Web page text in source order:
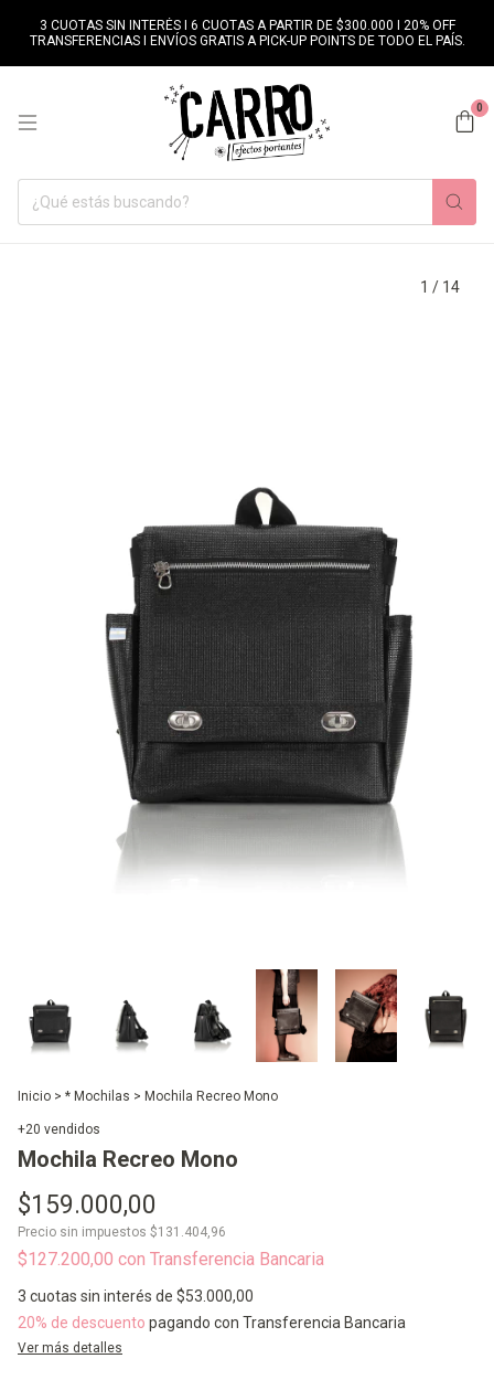
3 CUOTAS SIN INTERÉS I 6 CUOTAS A PARTIR DE $300.000 I 20% OFF
TRANSFERENCIAS I ENVÍOS GRATIS A PICK-UP POINTS DE TODO EL PAÍS.
0
1 / 14
Inicio > * Mochilas > Mochila Recreo Mono
+20 vendidos
Mochila Recreo Mono
$159.000,00
Precio sin impuestos $131.404,96
$127.200,00 con Transferencia Bancaria
3 cuotas sin interés de $53.000,00
20% de descuento pagando con Transferencia Bancaria
Ver más detalles